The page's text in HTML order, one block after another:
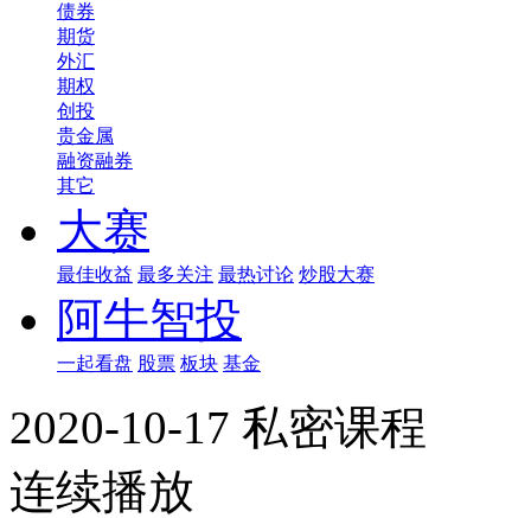
债券
期货
外汇
期权
创投
贵金属
融资融券
其它
大赛
最佳收益 最多关注 最热讨论 炒股大赛
阿牛智投
一起看盘 股票 板块 基金
2020-10-17 私密课程
连续播放